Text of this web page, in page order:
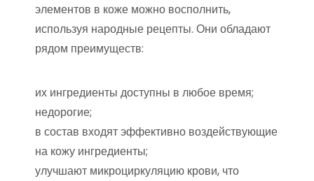
элементов в коже можно восполнить,
используя народные рецепты. Они обладают
рядом преимуществ:
их ингредиенты доступны в любое время;
недорогие;
в состав входят эффективно воздействующие
на кожу ингредиенты;
улучшают микроциркуляцию крови, что